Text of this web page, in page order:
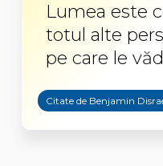
Lumea este
totul alte
pe care le
Citate de Benjamin